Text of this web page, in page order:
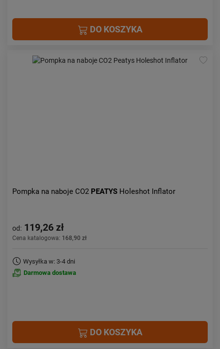
DO KOSZYKA
Pompka na naboje CO2 PEATYS Holeshot Inflator
od: 119,26 zł
Cena katalogowa: 168,90 zł
Wysyłka w: 3-4 dni
Darmowa dostawa
DO KOSZYKA